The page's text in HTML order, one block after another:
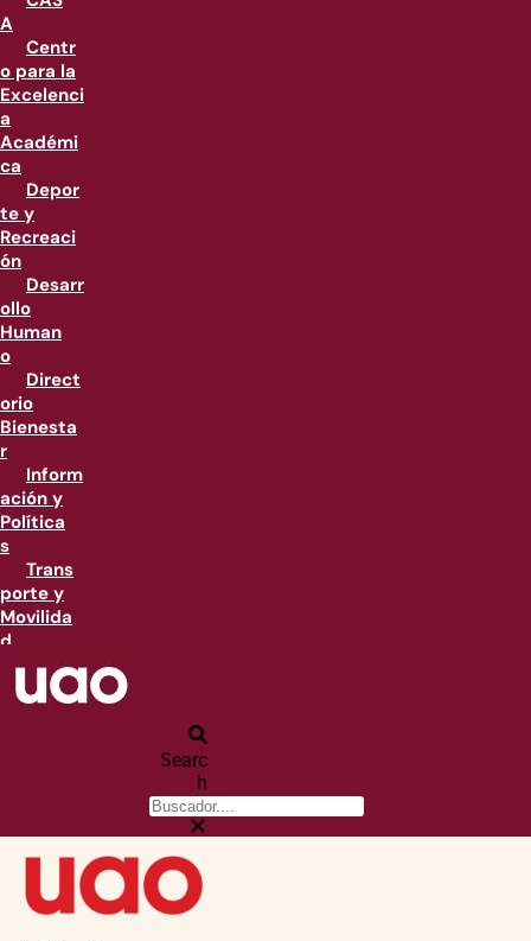
A
Centr
o para la
Excelenci
a
Académi
ca
Depor
te y
Recreaci
ón
Desarr
ollo
Human
o
Direct
orio
Bienesta
r
Inform
ación y
Política
s
Trans
porte y
Movilida
d
Searc
h